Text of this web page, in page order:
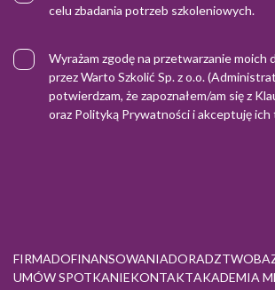
celu zbadania potrzeb szkoleniowych.
Wyrażam zgodę na przetwarzanie moich
przez Warto Szkolić Sp. z o.o.
potwierdzam, że zapoznałem/am się z
oraz Polityką Prywatnościi akceptuję ich
FIRMADOFINANSOWANIADORADZTWO
UMÓW SPOTKANIEKONTAKTAKADEMIA